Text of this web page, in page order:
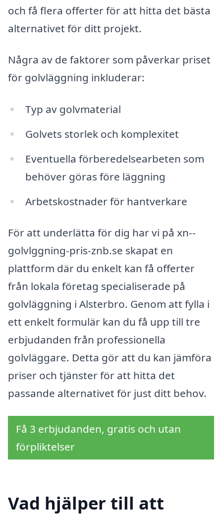
och få flera offerter för att hitta det bästa
alternativet för ditt projekt.
Några av de faktorer som påverkar priset
för golvläggning inkluderar:
Typ av golvmaterial
Golvets storlek och komplexitet
Eventuella förberedelsearbeten som
behöver göras före läggning
Arbetskostnader för hantverkare
För att underlätta för dig har vi på xn--
golvlggning-pris-znb.se skapat en
plattform där du enkelt kan få offerter
från lokala företag specialiserade på
golvläggning i Alsterbro. Genom att fylla i
ett enkelt formulär kan du få upp till tre
erbjudanden från professionella
golvläggare. Detta gör att du kan jämföra
priser och tjänster för att hitta det
passande alternativet för just ditt behov.
Få 3 erbjudanden, gratis och utan
förpliktelser
Vad hjälper till att